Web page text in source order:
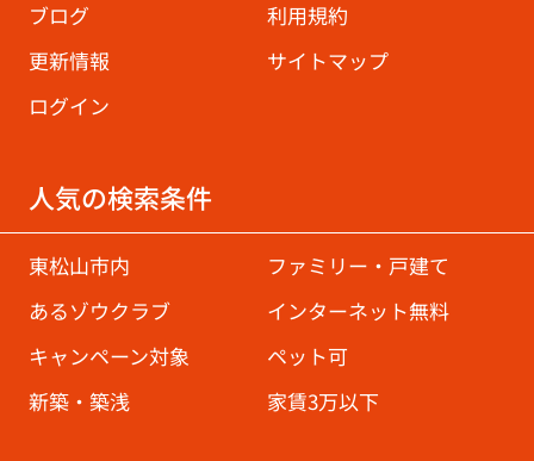
ブログ
利用規約
更新情報
サイトマップ
ログイン
人気の検索条件
東松山市内
ファミリー・戸建て
あるゾウクラブ
インターネット無料
キャンペーン対象
ペット可
新築・築浅
家賃3万以下